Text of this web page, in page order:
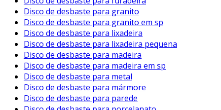
Disco de desbaste para granito
Disco de desbaste para granito em sp
Disco de desbaste para lixadeira
Disco de desbaste para lixadeira pequena
Disco de desbaste para madeira
Disco de desbaste para madeira em sp
Disco de desbaste para metal
Disco de desbaste para mármore
Disco de desbaste para parede